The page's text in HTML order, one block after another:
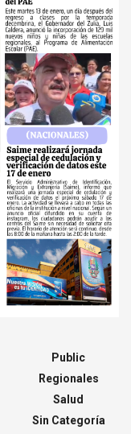
Public
Regionales
Salud
Sin Categoría